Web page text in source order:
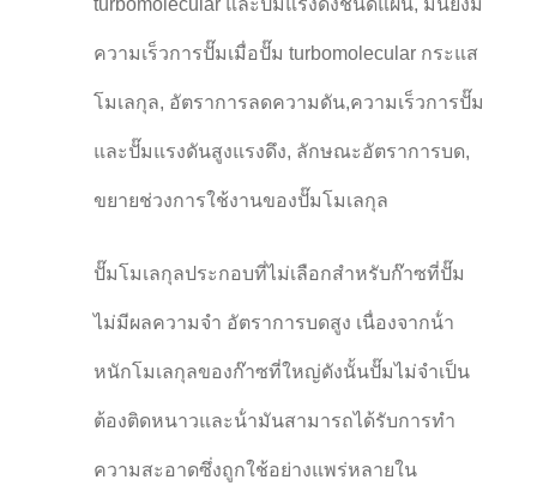
turbomolecular และปั๊มแรงดึงชนิดแผ่น, มันยังมี
ความเร็วการปั๊มเมื่อปั๊ม turbomolecular กระแส
โมเลกุล, อัตราการลดความดัน,ความเร็วการปั๊ม
และปั๊มแรงดันสูงแรงดึง, ลักษณะอัตราการบด,
ขยายช่วงการใช้งานของปั๊มโมเลกุล
ปั๊มโมเลกุลประกอบที่ไม่เลือกสําหรับก๊าซที่ปั๊ม
ไม่มีผลความจํา อัตราการบดสูง เนื่องจากน้ํา
หนักโมเลกุลของก๊าซที่ใหญ่ดังนั้นปั๊มไม่จําเป็น
ต้องติดหนาวและน้ํามันสามารถได้รับการทํา
ความสะอาดซึ่งถูกใช้อย่างแพร่หลายใน